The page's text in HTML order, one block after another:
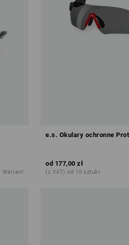
Wariant
e.s. Okulary ochronne
od 177,00 zł
(z VAT) od 10 sztuki